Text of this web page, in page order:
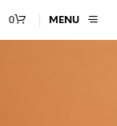
0 MENU